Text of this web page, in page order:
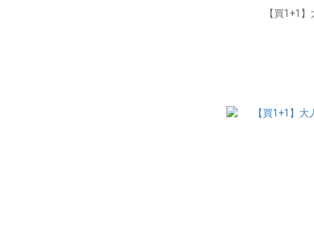
【買1+1